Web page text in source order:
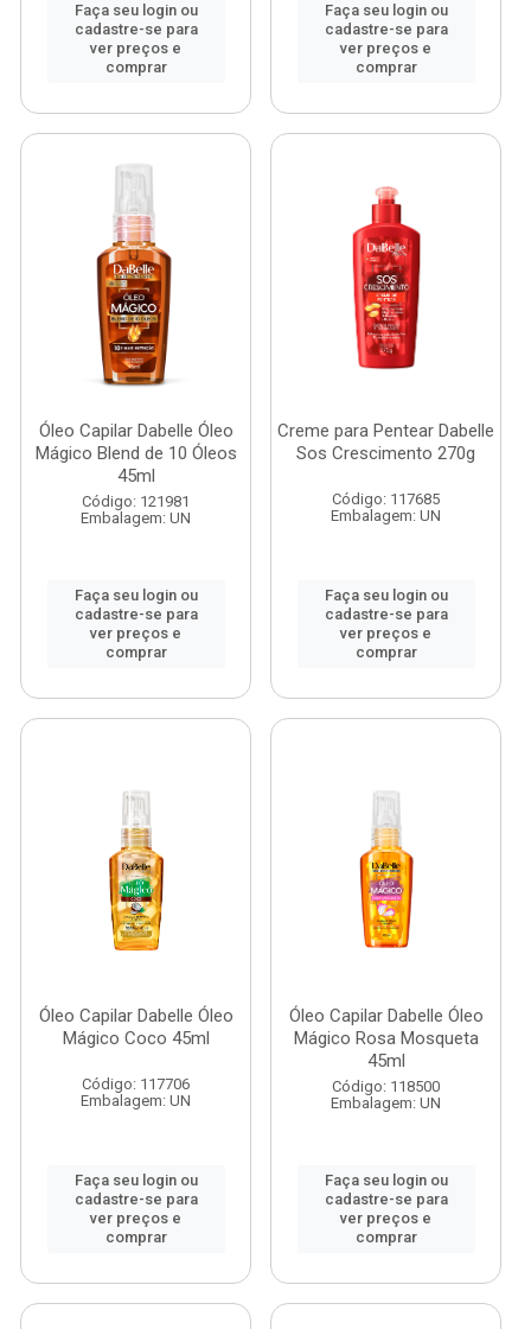
Faça seu login ou
cadastre-se para
ver preços e
comprar
Faça seu login ou
cadastre-se para
ver preços e
comprar
Óleo Capilar Dabelle Óleo
Mágico Blend de 10 Óleos
45ml
Código: 121981
Embalagem: UN
Faça seu login ou
cadastre-se para
ver preços e
comprar
Creme para Pentear Dabelle
Sos Crescimento 270g
Código: 117685
Embalagem: UN
Faça seu login ou
cadastre-se para
ver preços e
comprar
Óleo Capilar Dabelle Óleo
Mágico Coco 45ml
Código: 117706
Embalagem: UN
Faça seu login ou
cadastre-se para
ver preços e
comprar
Óleo Capilar Dabelle Óleo
Mágico Rosa Mosqueta
45ml
Código: 118500
Embalagem: UN
Faça seu login ou
cadastre-se para
ver preços e
comprar